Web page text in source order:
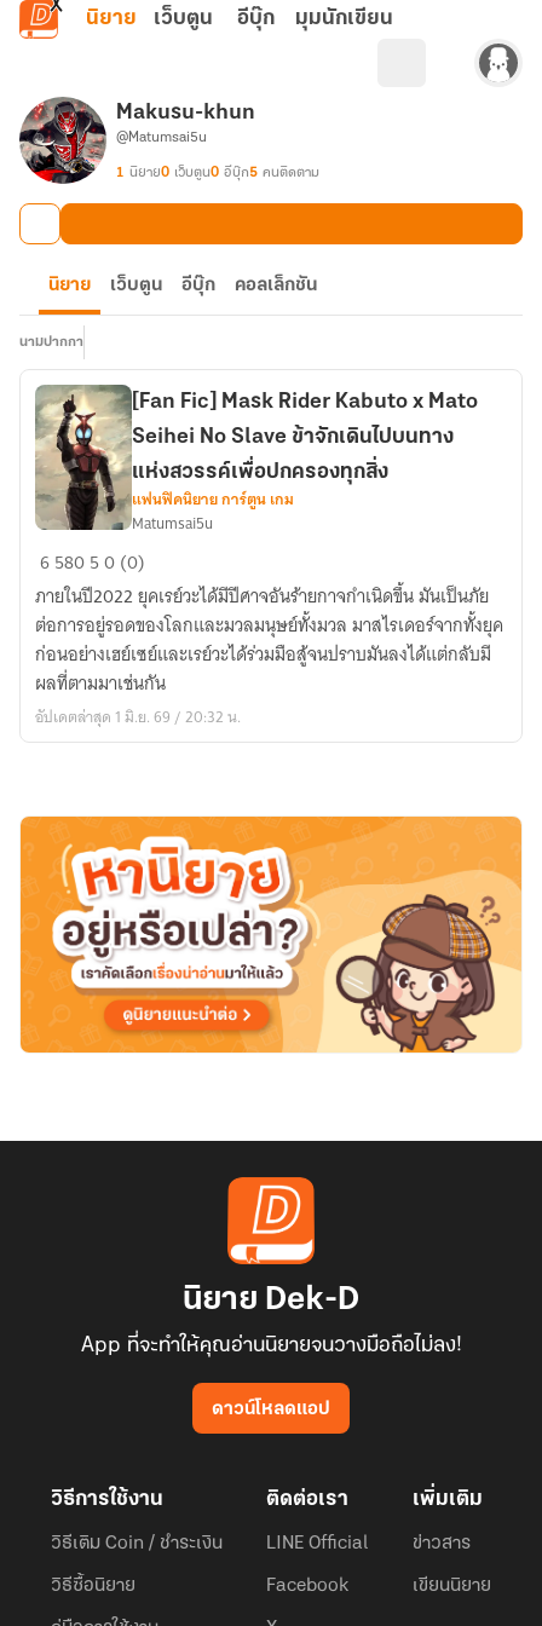
ข้ามไปยังเนื้อหาหลัก
นิยาย เว็บตูน อีบุ๊ก มุมนักเขียน
Makusu-khun
@Matumsai5u
1 นิยาย0 เว็บตูน0 อีบุ๊ก5 คนติดตาม
นิยาย เว็บตูน อีบุ๊ก คอลเล็กชัน
นามปากกา
Fic]
Mask
Rider
Kabuto
x
Mato
Seihei
ข้า
จัก
เดิน
ไป
บน
ทาง
แห่ง
สวรรค์
[Fan Fic] Mask Rider Kabuto x Mato
Seihei No Slave ข้าจักเดินไปบนทาง
แห่งสวรรค์เพื่อปกครองทุกสิ่ง
แฟนฟิคนิยาย การ์ตูน เกม
Matumsai5u
658050 (0)
ภายในปี2022 ยุคเรย์วะได้มีปีศาจอันร้ายกาจกำเนิดขึ้น มันเป็นภัย
ต่อการอยู่รอดของโลกและมวลมนุษย์ทั้งมวล มาสไรเดอร์จากทั้งยุค
ก่อนอย่างเฮย์เซย์และเรย์วะได้ร่วมมือสู้จนปราบมันลงได้แต่กลับมี
ผลที่ตามมาเช่นกัน
อัปเดตล่าสุด 1 มิ.ย. 69 / 20:32 น.
นิยาย Dek-D
App ที่จะทำให้คุณอ่านนิยายจนวางมือถือไม่ลง!
ดาวน์โหลดแอป
วิธีการใช้งาน
วิธีเติม Coin / ชำระเงิน
วิธีซื้อนิยาย
ติดต่อเรา
LINE Official
Facebook
เพิ่มเติม
ข่าวสาร
เขียนนิยาย